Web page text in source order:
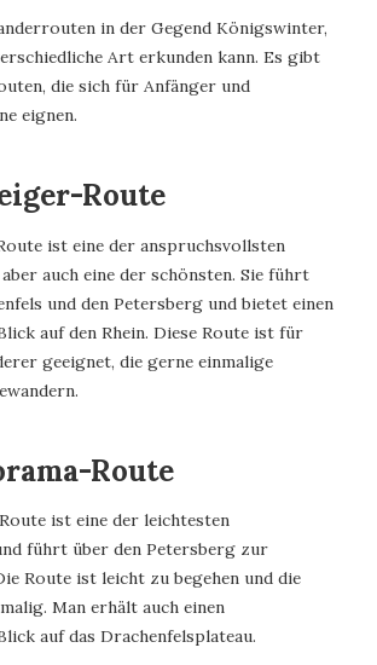
in der Gegend Königswinter,
Art erkunden kann. Es gibt
die sich für Anfänger und
eignen.
Route
ist eine der anspruchsvollsten
auch eine der schönsten. Sie führt
und den Petersberg und bietet einen
auf den Rhein. Diese Route ist für
geeignet, die gerne einmalige
Route
ist eine der leichtesten
führt über den Petersberg zur
Route ist leicht zu begehen und die
Man erhält auch einen
auf das Drachenfelsplateau.